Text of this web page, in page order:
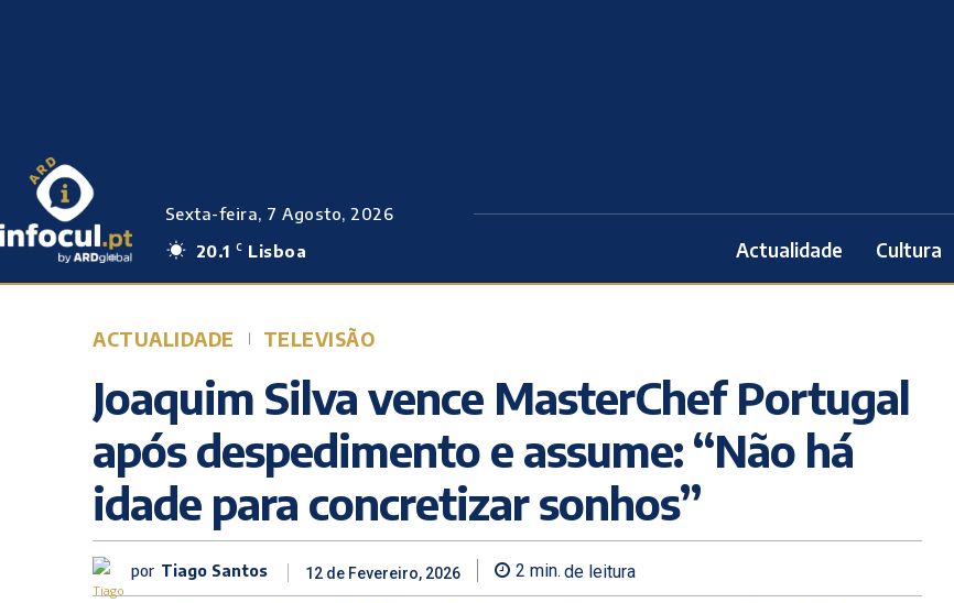
Sexta-feira, 7 Agosto, 2026
20.1 C Lisboa Actualidade Cultura
ACTUALIDADE TELEVISÃO
Joaquim Silva vence MasterChef Portugal
após despedimento e assume: “Não há
idade para concretizar sonhos”
por Tiago Santos 12 de Fevereiro, 2026 2 min. de leitura